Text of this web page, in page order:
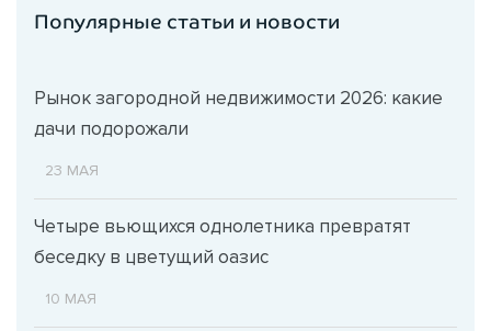
Популярные статьи и новости
Рынок загородной недвижимости 2026: какие
дачи подорожали
23 МАЯ
Четыре вьющихся однолетника превратят
беседку в цветущий оазис
10 МАЯ